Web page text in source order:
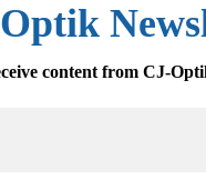
content from CJ-